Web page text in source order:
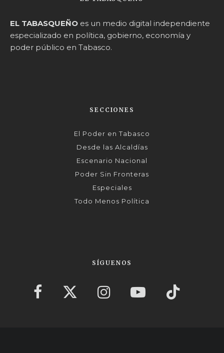
EL TABASQUEÑO es un medio digital independiente
especializado en política, gobierno, economía y
poder público en Tabasco.
SECCIONES
El Poder en Tabasco
Desde las Alcaldías
Escenario Nacional
Poder Sin Fronteras
Especiales
Todo Menos Política
SÍGUENOS